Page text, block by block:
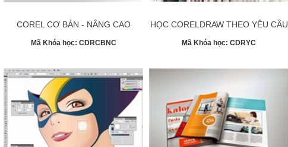
COREL CƠ BẢN - NÂNG CAO
Mã Khóa học: CDRCBNC
HỌC CORELDRAW THEO YÊU CẦU
Mã Khóa học: CDRYC